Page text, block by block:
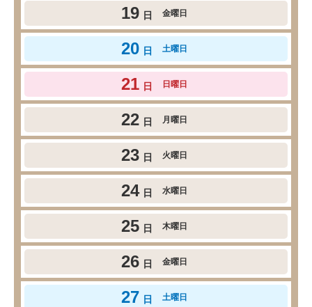
19 日 金曜日
20 日 土曜日
21 日 日曜日
22 日 月曜日
23 日 火曜日
24 日 水曜日
25 日 木曜日
26 日 金曜日
27 日 土曜日